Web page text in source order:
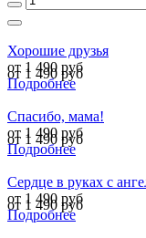
Хорошие друзья
от 1 490 руб
от 1 490 руб
Подробнее
Спасибо, мама!
от 1 490 руб
от 1 490 руб
Подробнее
Сердце в руках с
от 1 490 руб
от 1 490 руб
Подробнее